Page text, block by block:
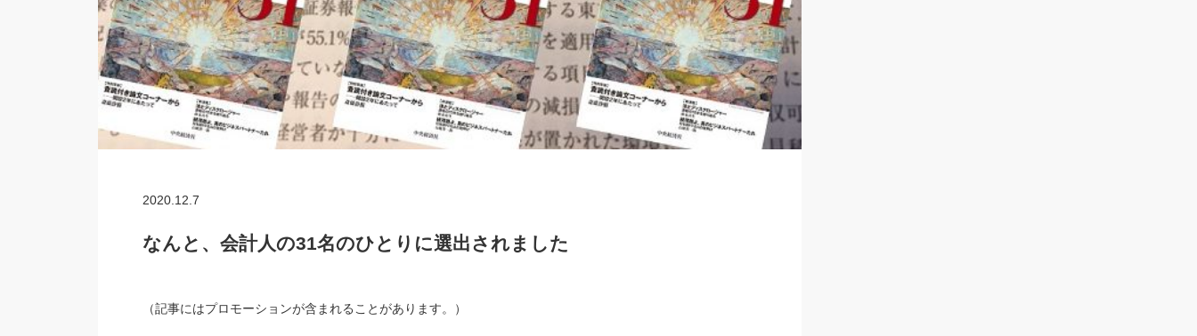
2020.12.7
なんと、会計人の31名のひとりに選出されました
（記事にはプロモーションが含まれることがあります。）